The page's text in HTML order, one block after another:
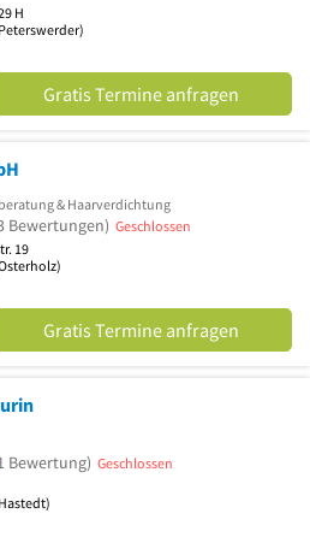
H
Gratis Termine anfragen
& Haarverdichtung
5 Sternen
Bewertungen) Geschlossen
19
Gratis Termine anfragen
5 Sternen
Bewertung) Geschlossen